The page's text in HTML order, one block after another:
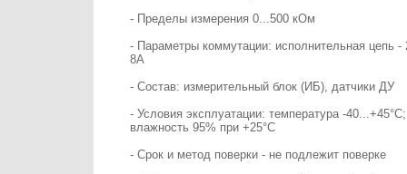
- Пределы измерения 0...500 кОм
- Параметры коммутации: исполнительная цепь -
8А
- Состав: измерительный блок (ИБ), датчики ДУ
- Условия эксплуатации: температура -40...+45°С;
влажность 95% при +25°С
- Срок и метод поверки - не подлежит поверке